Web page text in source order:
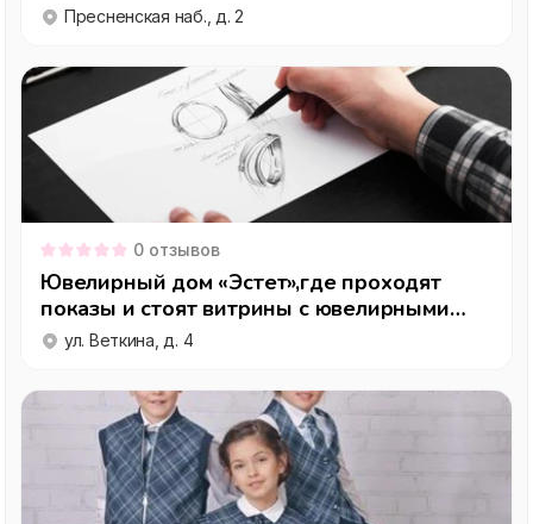
Пресненская наб., д. 2
0 отзывов
Ювелирный дом «Эстет»,где проходят
показы и стоят витрины с ювелирными
изделиями
ул. Веткина, д. 4